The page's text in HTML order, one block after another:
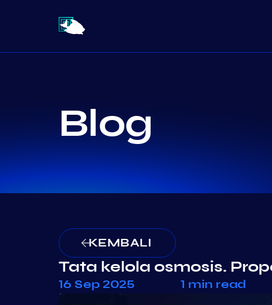
Blog
KEMBALI
Tata kelola osmosis.
16 Sep 2025 1 min read